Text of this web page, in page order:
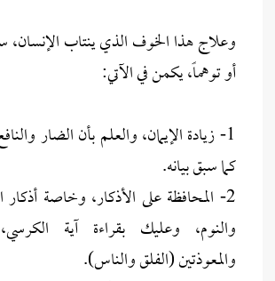
وعلاج هذا الخوف الذي ينتاب الإنسان،
أو توهماً، يكمن في الآتي:
1- زيادة الإيمان، والعلم بأن الضار
كما سبق بيانه.
2- المحافظة على الأذكار، وخاصة أذكار
والنوم، وعليك بقراءة آية
والمعوذتين (الفلق والناس).